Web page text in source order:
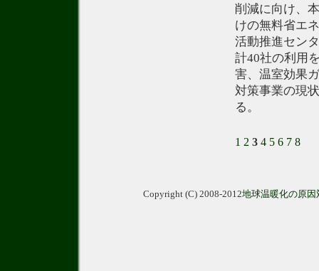
削減に向け、
けの無料省エ
活動推進セン
計40社の利用
害、温室効果
対策事業の現
る。
1 2 3 4 5 6 7 8
Copyright (C) 2008-2012地球温暖化の原